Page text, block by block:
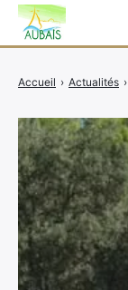
Accueil › Actualités ›
Actualités
Vie au village
Services
CCAS